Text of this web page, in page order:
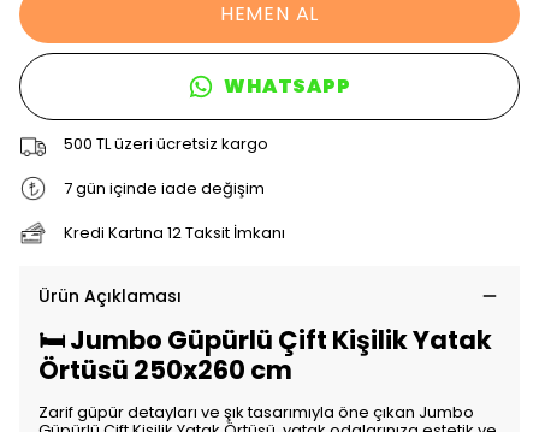
HEMEN AL
WHATSAPP
500 TL üzeri ücretsiz kargo
7 gün içinde iade değişim
Kredi Kartına 12 Taksit İmkanı
Ürün Açıklaması
🛏️ Jumbo Güpürlü Çift Kişilik Yatak
Örtüsü 250x260 cm
Zarif güpür detayları ve şık tasarımıyla öne çıkan Jumbo